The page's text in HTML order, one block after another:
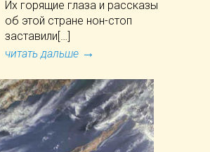
Их горящие глаза и рассказы
об этой стране нон-стоп
заставили[…]
читать дальше →